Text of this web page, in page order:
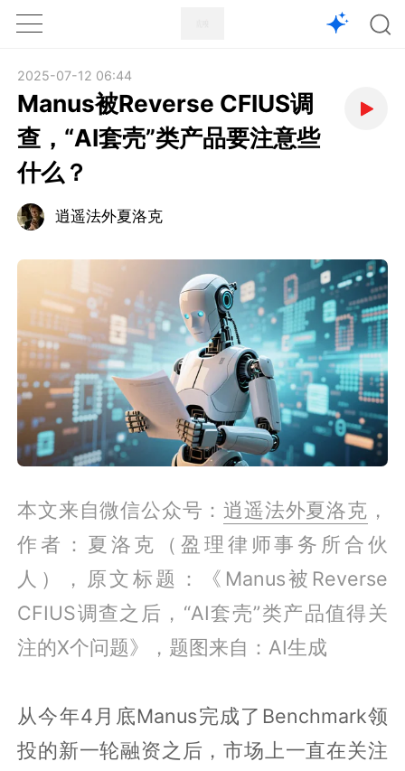
1X
2025-07-12 06:44
Manus被Reverse CFIUS调
查，“AI套壳”类产品要注意些
什么？
逍遥法外夏洛克
本文来自微信公众号：逍遥法外夏洛克 ，
作者：夏洛克（盈理律师事务所合伙
人），原文标题：《Manus被Reverse
CFIUS调查之后，“AI套壳”类产品值得关
注的X个问题》，题图来自：AI生成
从今年4月底Manus完成了Benchmark领
投的新一轮融资之后，市场上一直在关注